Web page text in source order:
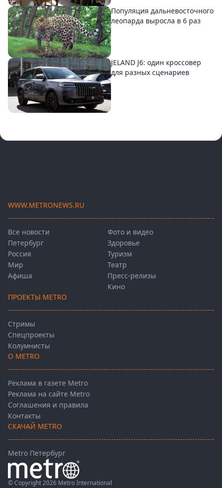
Популяция дальневосточного
леопарда выросла в 6 раз
JELAND J6: один кроссовер
для разных сценариев
WWW.METRONEWS.RU
Все новости
Петербург
Россия
Мир
Афиша
Фото и видео
Здоровье
Туризм
Театр
Пресс-релизы
Кино
ПРОЕКТЫ METRO
Стримы
Спецпроекты
Колумнисты
О METRO
Реклама в газете Metro
Реклама на сайте Metro
Соглашения и правила
Контакты
СКАЧАЙ METRO
Metro Петербург
© Copyright 2026 Metro International